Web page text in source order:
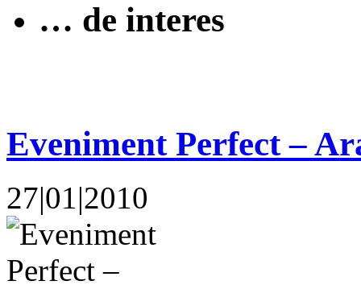
… de interes
Eveniment Perfect –
27|01|2010